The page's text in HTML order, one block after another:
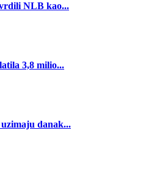
NLB kao...
3,8 milio...
danak...